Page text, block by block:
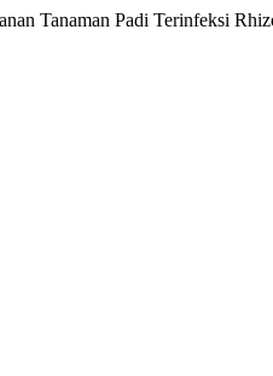
Tanaman Padi Terinfeksi